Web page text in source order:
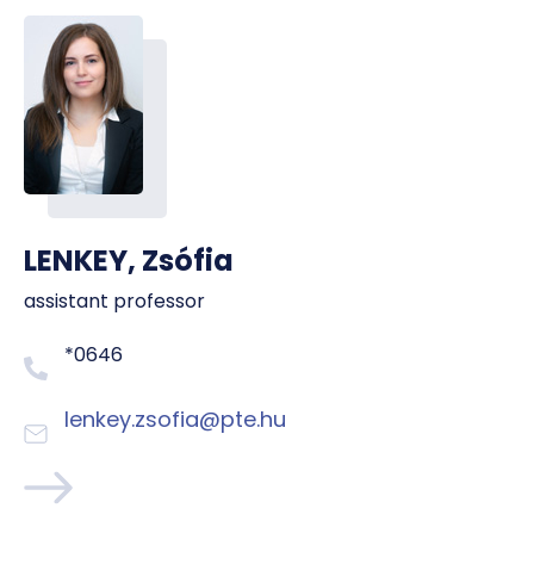
LENKEY, Zsófia
assistant professor
*0646
lenkey.zsofia@pte.hu